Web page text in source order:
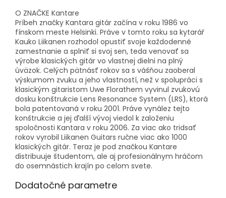
O ZNAČKE Kantare
Príbeh značky Kantara gitár začína v roku 1986 vo
fínskom meste Helsinki. Práve v tomto roku sa kytarář
Kauko Liikanen rozhodol opustiť svoje každodenné
zamestnanie a splniť si svoj sen, teda venovať sa
výrobe klasických gitár vo vlastnej dielni na plný
úväzok. Celých pätnásť rokov sa s vášňou zaoberal
výskumom zvuku a jeho vlastností, než v spolupráci s
klasickým gitaristom Uwe Florathem vyvinul zvukovú
dosku konštrukcie Lens Resonance System (LRS), ktorá
bola patentovaná v roku 2001. Práve vynález tejto
konštrukcie a jej ďalší vývoj viedol k založeniu
spoločnosti Kantara v roku 2006. Za viac ako tridsať
rokov vyrobil Liikanen Guitars ručne viac ako 1000
klasických gitár. Teraz je pod značkou Kantare
distribuuje študentom, ale aj profesionálnym hráčom
do osemnástich krajín po celom svete.
Dodatočné parametre